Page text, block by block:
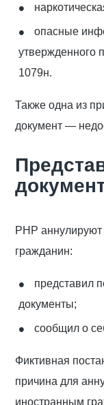
опасные
утвержденного
1079н.
Также одна из
документ—
РНР аннулируют
гражданин:
представил
документы;
сообщил о
Фиктивная
причина для
иностранным